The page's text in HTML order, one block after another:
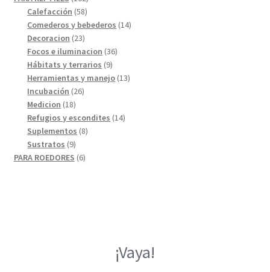
productos
Calefacción 5858
productos
Comederos y bebederos 1414
Decoracion 2323
productos
Focos e iluminacion 3636
Hábitats y terrarios 99
productos
Herramientas y manejo 1313
Incubación 2626
Medicion 1818
productos
Refugios y escondites 1414
Suplementos 88
Sustratos 99
productos
PARA ROEDORES 66
¡Vaya!